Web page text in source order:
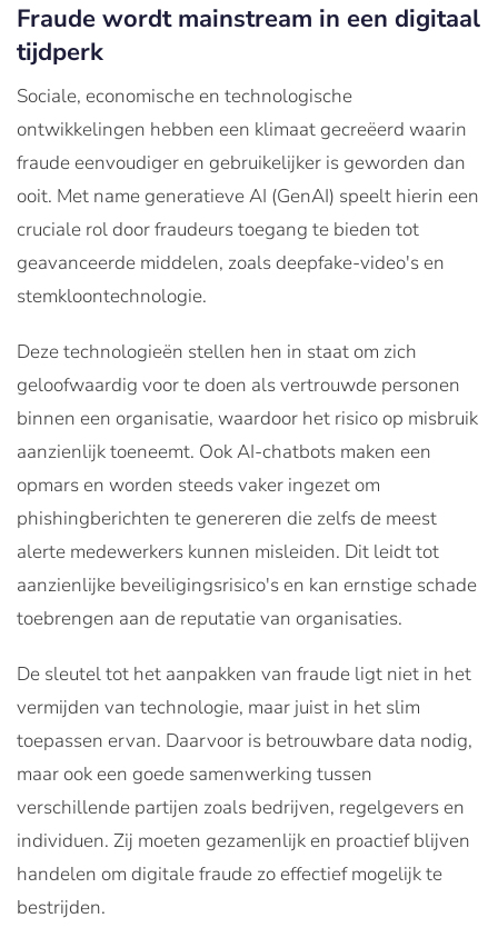
Fraude wordt mainstream in een digitaal
tijdperk
Sociale, economische en technologische
ontwikkelingen hebben een klimaat gecreëerd waarin
fraude eenvoudiger en gebruikelijker is geworden dan
ooit. Met name generatieve AI (GenAI) speelt hierin een
cruciale rol door fraudeurs toegang te bieden tot
geavanceerde middelen, zoals deepfake-video's en
stemkloontechnologie.
Deze technologieën stellen hen in staat om zich
geloofwaardig voor te doen als vertrouwde personen
binnen een organisatie, waardoor het risico op misbruik
aanzienlijk toeneemt. Ook AI-chatbots maken een
opmars en worden steeds vaker ingezet om
phishingberichten te genereren die zelfs de meest
alerte medewerkers kunnen misleiden. Dit leidt tot
aanzienlijke beveiligingsrisico's en kan ernstige schade
toebrengen aan de reputatie van organisaties.
De sleutel tot het aanpakken van fraude ligt niet in het
vermijden van technologie, maar juist in het slim
toepassen ervan. Daarvoor is betrouwbare data nodig,
maar ook een goede samenwerking tussen
verschillende partijen zoals bedrijven, regelgevers en
individuen. Zij moeten gezamenlijk en proactief blijven
handelen om digitale fraude zo effectief mogelijk te
bestrijden.